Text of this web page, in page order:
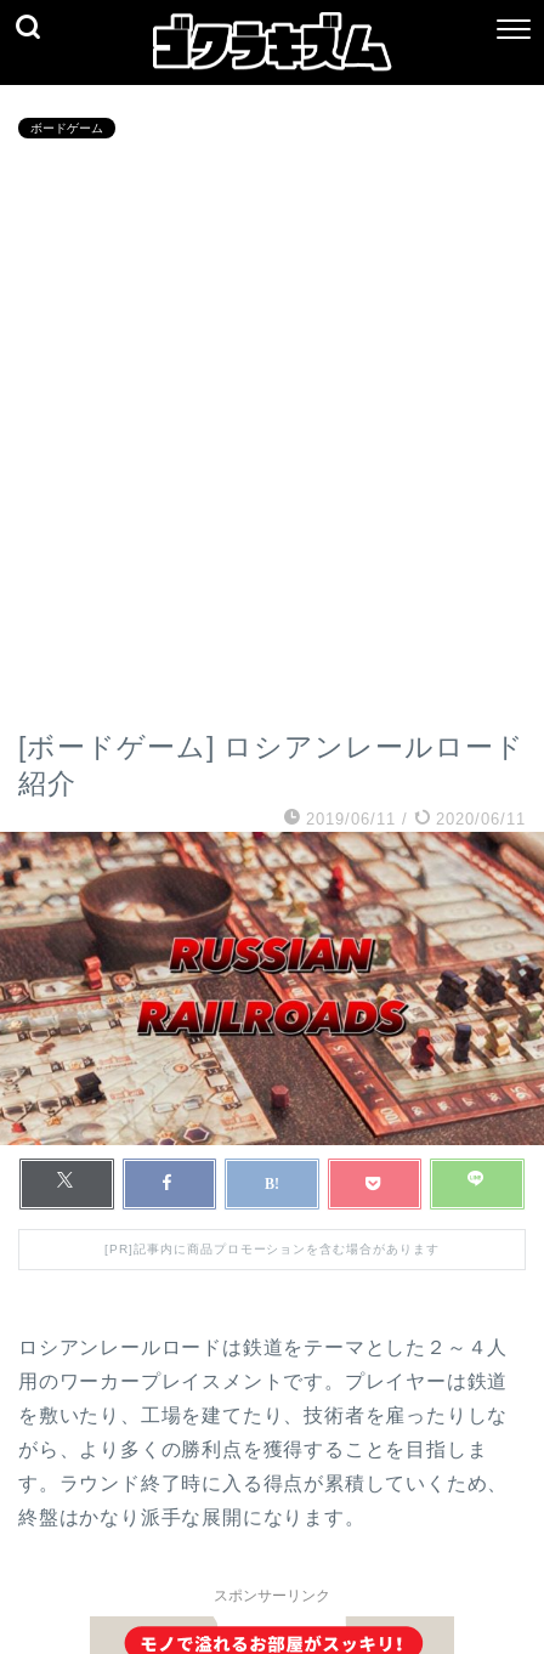
ボードゲーム
[ボードゲーム] ロシアンレールロード
紹介
2019/06/11 / 2020/06/11
[PR]記事内に商品プロモーションを含む場合があります
ロシアンレールロードは鉄道をテーマとした２～４人
用のワーカープレイスメントです。プレイヤーは鉄道
を敷いたり、工場を建てたり、技術者を雇ったりしな
がら、より多くの勝利点を獲得することを目指しま
す。ラウンド終了時に入る得点が累積していくため、
終盤はかなり派手な展開になります。
スポンサーリンク